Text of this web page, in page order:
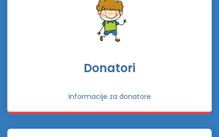
Donatori
Informacije za donatore